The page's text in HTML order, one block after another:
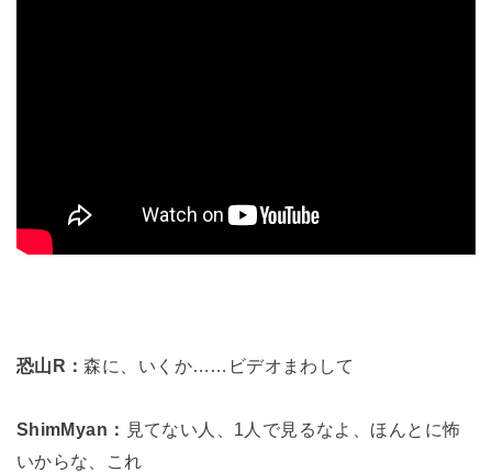
恐山R：森に、いくか……ビデオまわして
ShimMyan： 見てない人、1人で見るなよ、ほんとに怖
いからな、これ